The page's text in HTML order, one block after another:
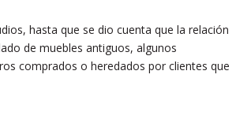
hasta que se dio cuenta que la relación
de muebles antiguos, algunos
comprados o heredados por clientes que